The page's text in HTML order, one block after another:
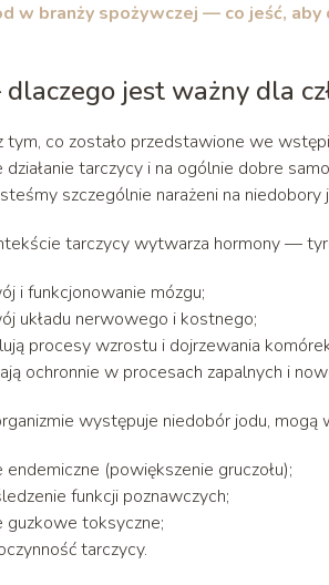
w branży spożywczej — co jeść,
jest ważny dla
tym, co zostało przedstawione we
działanie tarczycy i na ogólnie dobre
szczególnie narażeni na niedobory
tarczycy wytwarza hormony —
i funkcjonowanie mózgu;
układu nerwowego i kostnego;
procesy wzrostu i dojrzewania
ochronnie w procesach zapalnych i
występuje niedobór jodu,
(powiększenie gruczołu);
funkcji poznawczych;
guzkowe toksyczne;
tarczycy.